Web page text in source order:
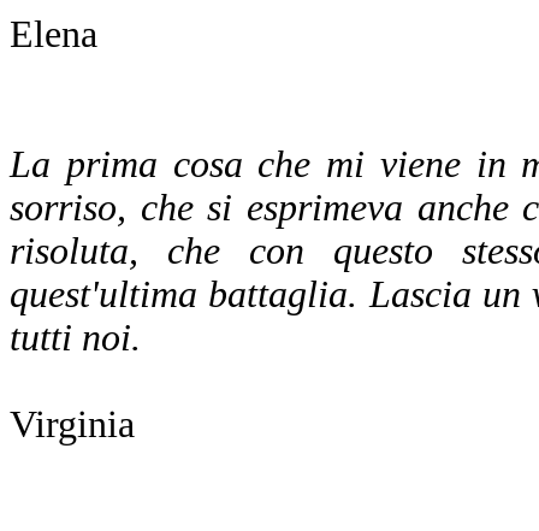
Elena
La prima cosa che mi viene in
sorriso, che si esprimeva anche
risoluta, che con questo
quest'ultima battaglia. Lascia un
tutti noi.
Virginia